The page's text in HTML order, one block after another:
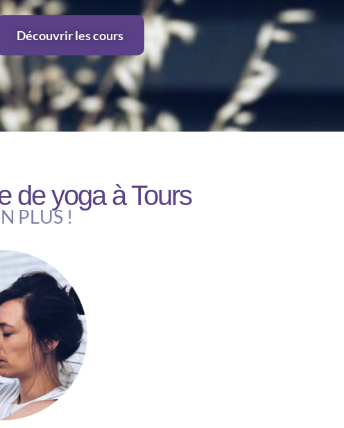
Découvrir les cours
de yoga à Tours
PLUS !